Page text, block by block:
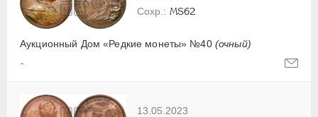
Аукционный Дом «Редкие монеты» №40 (очный)
MS62
-
13.05.2023